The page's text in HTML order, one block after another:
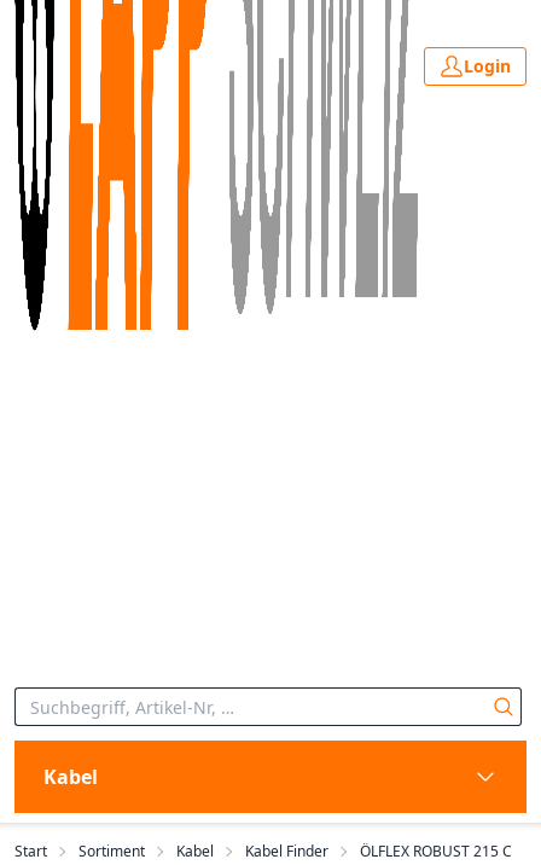
Login
Kabel
Start Sortiment Kabel Kabel Finder ÖLFLEX ROBUST 215 C